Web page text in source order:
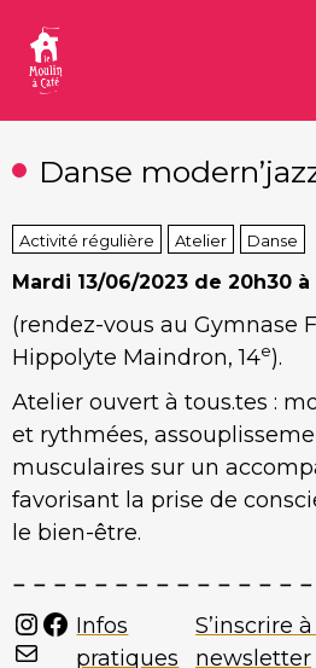
contenu
Danse
Activité régulière Atelier Danse
Mardi 13/06/2023 de 20h30 à
(rendez-vous au Gymnase
Hippolyte Maindron, 14e).
Atelier ouvert à tous.tes :
et rythmées,
musculaires sur un
favorisant la prise de
le bien-être.
Instagram
Facebook
Mail
Infos
pratiques
S’inscrire
newsletter